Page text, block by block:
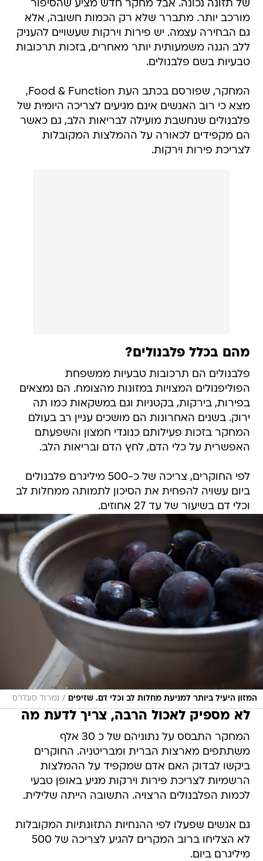
של תזונה נכונה. אבל מחקר חדש מציע שהסיפור
מורכב יותר. מתברר שלא רק הכמות חשובה, אלא
גם הבחירה עצמה. יש פירות וירקות שעשויים להעניק
ללב הגנה משמעותית יותר מאחרים, בזכות תרכובות
טבעיות בשם פלבנולים.
המחקר, שפורסם בכתב העת Food & Function,
מצא כי רוב האנשים אינם מגיעים לצריכה היומית של
פלבנולים שנחשבת מועילה לבריאות הלב, גם כאשר
הם מקפידים לכאורה על ההמלצות המקובלות
לצריכת פירות וירקות.
מהם בכלל פלבנולים?
פלבנולים הם תרכובות טבעיות ממשפחת
הפוליפנולים המצויות במזונות מהצומח. הם נמצאים
בפירות, בירקות, בקטניות וגם במשקאות כמו תה
ירוק. בשנים האחרונות הם מושכים עניין רב בעולם
המחקר בזכות פעילותם כנוגדי חמצון והשפעתם
האפשרית על כלי הדם, לחץ הדם ובריאות הלב.
לפי החוקרים, צריכה של כ-500 מיליגרם פלבנולים
ביום עשויה להפחית את הסיכון לתמותה ממחלות לב
וכלי דם בשיעור של עד 27 אחוזים.
המזון היעיל ביותר למניעת מחלות לב וכלי דם. שזיפים / נמרוד סונדרס
לא מספיק לאכול הרבה, צריך לדעת מה
המחקר התבסס על נתוניהם של כ 30 אלף
משתתפים מארצות הברית ומבריטניה. החוקרים
ביקשו לבדוק האם אדם שמקפיד על ההמלצות
הרשמיות לצריכת פירות וירקות מגיע באופן טבעי
לכמות הפלבנולים הרצויה. התשובה הייתה שלילית.
גם אנשים שפעלו לפי ההנחיות התזונתיות המקובלות
לא הצליחו ברוב המקרים להגיע לצריכה של 500
מיליגרם ביום.